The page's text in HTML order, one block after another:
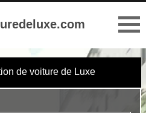
de voiture de Luxe